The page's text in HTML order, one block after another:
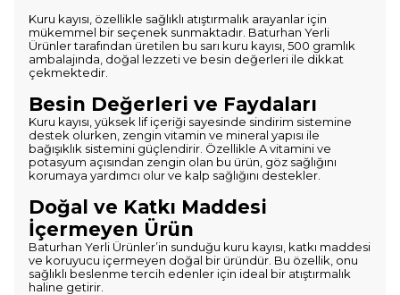
Kuru kayısı, özellikle sağlıklı atıştırmalık arayanlar için
mükemmel bir seçenek sunmaktadır. Baturhan Yerli
Ürünler tarafından üretilen bu sarı kuru kayısı, 500 gramlık
ambalajında, doğal lezzeti ve besin değerleri ile dikkat
çekmektedir.
Besin Değerleri ve Faydaları
Kuru kayısı, yüksek lif içeriği sayesinde sindirim sistemine
destek olurken, zengin vitamin ve mineral yapısı ile
bağışıklık sistemini güçlendirir. Özellikle A vitamini ve
potasyum açısından zengin olan bu ürün, göz sağlığını
korumaya yardımcı olur ve kalp sağlığını destekler.
Doğal ve Katkı Maddesi
İçermeyen Ürün
Baturhan Yerli Ürünler’in sunduğu kuru kayısı, katkı maddesi
ve koruyucu içermeyen doğal bir üründür. Bu özellik, onu
sağlıklı beslenme tercih edenler için ideal bir atıştırmalık
haline getirir.